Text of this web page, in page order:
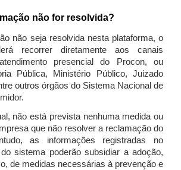
não for resolvida?
não seja resolvida nesta plataforma, o
recorrer diretamente aos canais
presencial do Procon, ou
Pública, Ministério Público, Juizado
outros órgãos do Sistema Nacional de
não está prevista nenhuma medida ou
que não resolver a reclamação do
as informações registradas no
sistema poderão subsidiar a adoção,
de medidas necessárias à prevenção e